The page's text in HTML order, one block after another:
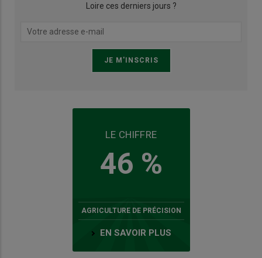
Loire ces derniers jours ?
LE CHIFFRE
46 %
AGRICULTURE DE PRÉCISION
EN SAVOIR PLUS